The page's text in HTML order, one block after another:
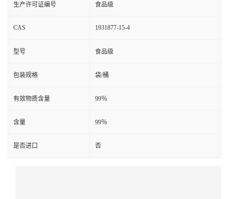
生产许可证编号 食品级
CAS 1931877-15-4
型号 食品级
包装规格 袋/桶
有效物质含量 99％
含量 99％
是否进口 否